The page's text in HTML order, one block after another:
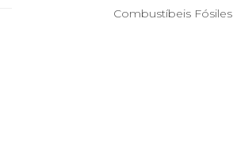
Combustíbeis Fósiles